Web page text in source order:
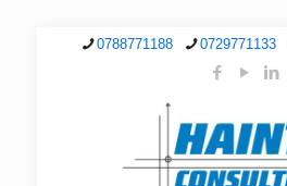
0788771188 0729771133